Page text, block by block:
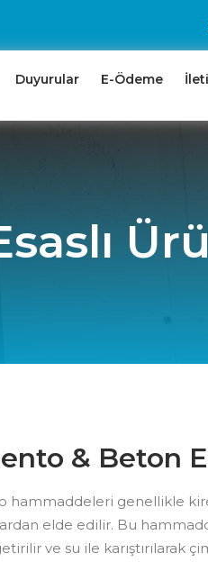
Duyurular E-Ödeme
& Beton
hammaddeleri genellikle
elde edilir. Bu
ve su ile karıştırılarak